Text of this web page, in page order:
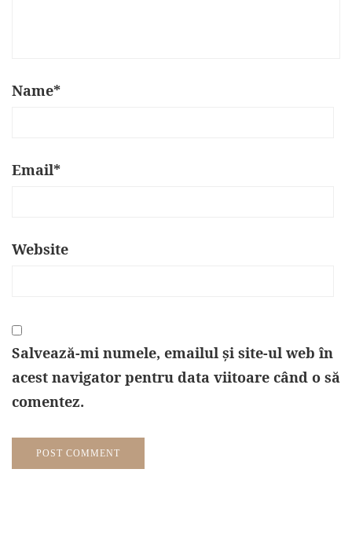
Name*
Email*
Website
Salvează-mi numele, emailul și site-ul web în
acest navigator pentru data viitoare când o să
comentez.